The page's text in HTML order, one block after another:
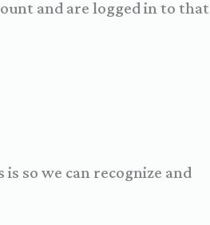
and are logged in to that
so we can recognize and